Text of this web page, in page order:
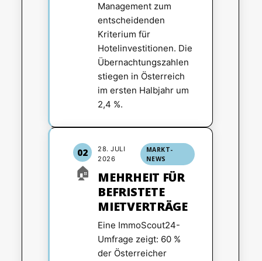
Management zum
entscheidenden
Kriterium für
Hotelinvestitionen. Die
Übernachtungszahlen
stiegen in Österreich
im ersten Halbjahr um
2,4 %.
02
🏠
28. JULI
2026
MARKT-
NEWS
MEHRHEIT FÜR
BEFRISTETE
MIETVERTRÄGE
Eine ImmoScout24-
Umfrage zeigt: 60 %
der Österreicher